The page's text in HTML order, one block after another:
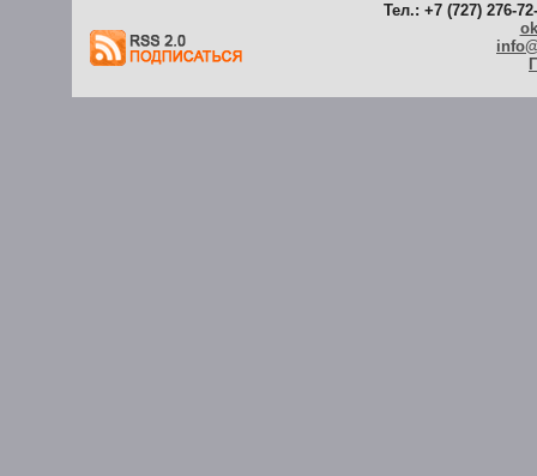
Тел.: +7 (727) 276-